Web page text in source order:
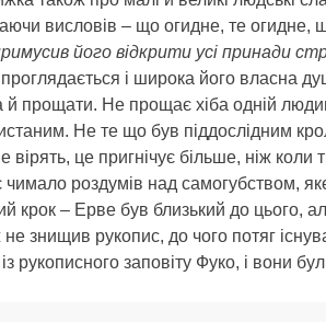
висловів – що огидне, те огидне,
його відкрити усі принади
і широка його власна
прощати. Не прощає хіба одній
Не те що був піддослідним
вірять, це пригнічує більше, ніж
чимало роздумів над самогубством,
крок – Ерве був близький до цього,
не знищив рукопис, до чого потяг
рукописного заповіту Фуко, і вони